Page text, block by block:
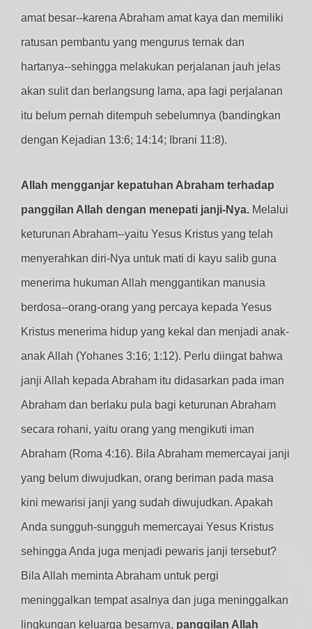
amat besar--karena Abraham amat kaya dan memiliki
ratusan pembantu yang mengurus ternak dan
hartanya--sehingga melakukan perjalanan jauh jelas
akan sulit dan berlangsung lama, apa lagi perjalanan
itu belum pernah ditempuh sebelumnya (bandingkan
dengan Kejadian 13:6; 14:14; Ibrani 11:8).
Allah mengganjar kepatuhan Abraham terhadap
panggilan Allah dengan menepati janji-Nya. Melalui
keturunan Abraham--yaitu Yesus Kristus yang telah
menyerahkan diri-Nya untuk mati di kayu salib guna
menerima hukuman Allah menggantikan manusia
berdosa--orang-orang yang percaya kepada Yesus
Kristus menerima hidup yang kekal dan menjadi anak-
anak Allah (Yohanes 3:16; 1:12). Perlu diingat bahwa
janji Allah kepada Abraham itu didasarkan pada iman
Abraham dan berlaku pula bagi keturunan Abraham
secara rohani, yaitu orang yang mengikuti iman
Abraham (Roma 4:16). Bila Abraham memercayai janji
yang belum diwujudkan, orang beriman pada masa
kini mewarisi janji yang sudah diwujudkan. Apakah
Anda sungguh-sungguh memercayai Yesus Kristus
sehingga Anda juga menjadi pewaris janji tersebut?
Bila Allah meminta Abraham untuk pergi
meninggalkan tempat asalnya dan juga meninggalkan
lingkungan keluarga besarnya, panggilan Allah